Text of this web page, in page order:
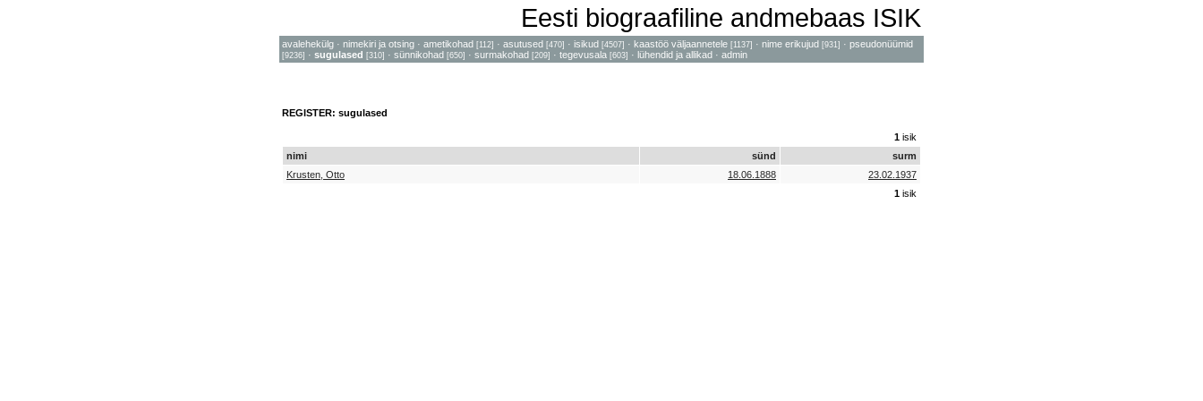
Eesti biograafiline andmebaas ISIK
avalehekülg · nimekiri ja otsing · ametikohad [112] · asutused [470] · isikud [4507] · kaastöö väljaannetele [1137] · nime erikujud [931] · pseudonüümid
[9236] · sugulased [310] · sünnikohad [650] · surmakohad [209] · tegevusala [603] · lühendid ja allikad · admin
REGISTER: sugulased
1 isik
nimi
sünd
surm
Krusten, Otto
18.06.1888
23.02.1937
1 isik